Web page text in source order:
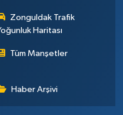
Zonguldak Trafik
Haritası
Tüm Manşetler
Haber Arşivi